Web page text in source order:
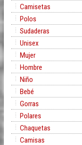
Camisetas
Polos
Sudaderas
Unisex
Mujer
Hombre
Niño
Bebé
Gorras
Polares
Chaquetas
Camisas